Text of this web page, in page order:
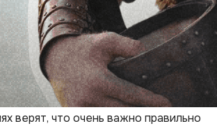
верят, что очень важно правильно